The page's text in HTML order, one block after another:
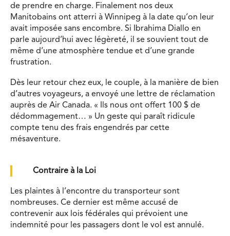
de prendre en charge. Finalement nos deux
Manitobains ont atterri à Winnipeg à la date qu’on leur
avait imposée sans encombre. Si Ibrahima Diallo en
parle aujourd’hui avec légèreté, il se souvient tout de
même d’une atmosphère tendue et d’une grande
frustration.
Dès leur retour chez eux, le couple, à la manière de bien
d’autres voyageurs, a envoyé une lettre de réclamation
auprès de Air Canada. « Ils nous ont offert 100 $ de
dédommagement… » Un geste qui paraît ridicule
compte tenu des frais engendrés par cette
mésaventure.
Contraire à la Loi
Les plaintes à l’encontre du transporteur sont
nombreuses. Ce dernier est même accusé de
contrevenir aux lois fédérales qui prévoient une
indemnité pour les passagers dont le vol est annulé.